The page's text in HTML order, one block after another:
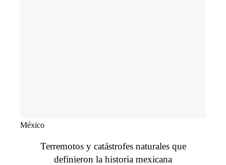
México
Terremotos y catástrofes naturales que
definieron la historia mexicana